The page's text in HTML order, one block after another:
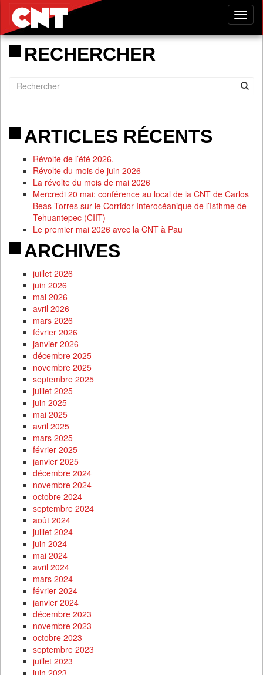
RECHERCHER
ARTICLES RÉCENTS
Révolte de l’été 2026.
Révolte du mois de juin 2026
La révolte du mois de mai 2026
Mercredi 20 mai: conférence au local de la CNT de Carlos
Beas Torres sur le Corridor Interocéanique de l’Isthme de
Tehuantepec (CIIT)
Le premier mai 2026 avec la CNT à Pau
ARCHIVES
juillet 2026
juin 2026
mai 2026
avril 2026
mars 2026
février 2026
janvier 2026
décembre 2025
novembre 2025
septembre 2025
juillet 2025
juin 2025
mai 2025
avril 2025
mars 2025
février 2025
janvier 2025
décembre 2024
novembre 2024
octobre 2024
septembre 2024
août 2024
juillet 2024
juin 2024
mai 2024
avril 2024
mars 2024
février 2024
janvier 2024
décembre 2023
novembre 2023
octobre 2023
septembre 2023
juillet 2023
juin 2023